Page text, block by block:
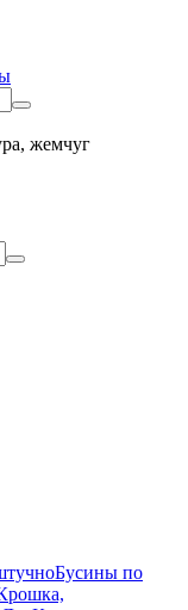
жемчуг
Бусины по